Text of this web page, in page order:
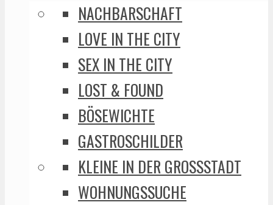
NACHBARSCHAFT
LOVE IN THE CITY
SEX IN THE CITY
LOST & FOUND
BÖSEWICHTE
GASTROSCHILDER
KLEINE IN DER GROSSSTADT
WOHNUNGSSUCHE